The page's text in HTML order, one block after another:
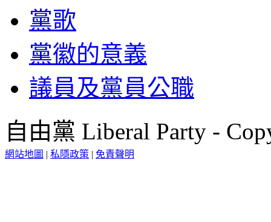
黨歌
黨徽的意義
議員及黨員公職
自由黨 Liberal Party -
網站地圖 | 私隱政策 | 免責聲明